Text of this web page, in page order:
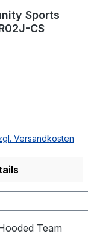
Sports
CS
Versandkosten